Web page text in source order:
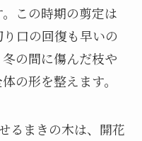
この時期の剪定は
口の回復も早いの
の間に傷んだ枝や
の形を整えます。
るまきの木は、開花